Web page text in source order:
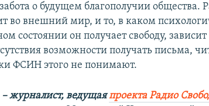
о будущем благополучии общества.
во внешний мир, и то, в каком
состоянии он получает свободу,
возможности получать письма,
ФСИН этого не понимают.
– журналист, ведущаяпроекта Радио